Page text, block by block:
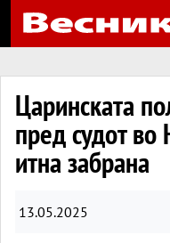
Царинската
пред судот во
итна забрана
13.05.2025